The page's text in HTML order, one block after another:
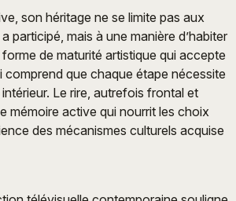
son héritage ne se limite pas aux
participé, mais à une manière d’habiter
de maturité artistique qui accepte
comprend que chaque étape nécessite
Le rire, autrefois frontal et
mémoire active qui nourrit les choix
des mécanismes culturels acquise